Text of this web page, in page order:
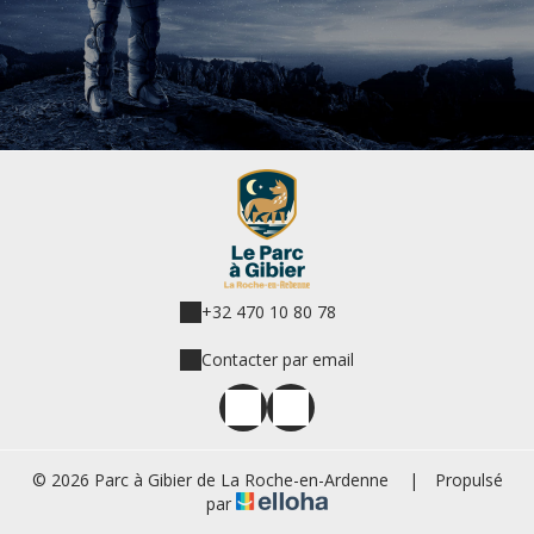
+32 470 10 80 78
Contacter par email
© 2026 Parc à Gibier de La Roche-en-Ardenne |
Propulsé
par